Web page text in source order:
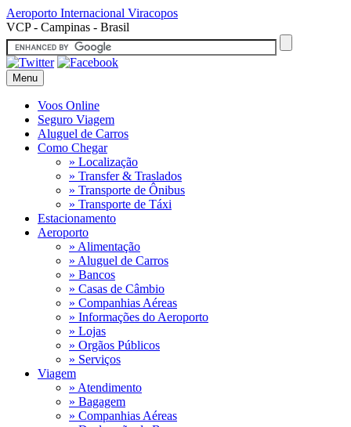
Aeroporto Internacional Viracopos
VCP - Campinas - Brasil
Menu
Voos Online
Seguro Viagem
Aluguel de Carros
Como Chegar
» Localização
» Transfer & Traslados
» Transporte de Ônibus
» Transporte de Táxi
Estacionamento
Aeroporto
» Alimentação
» Aluguel de Carros
» Bancos
» Casas de Câmbio
» Companhias Aéreas
» Informações do Aeroporto
» Lojas
» Orgãos Públicos
» Serviços
Viagem
» Atendimento
» Bagagem
» Companhias Aéreas